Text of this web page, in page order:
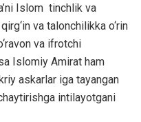
Islom tinchlik va
va talonchilikka o‘rin
va ifrotchi
Islomiy Amirat ham
askarlar iga tayangan
intilayotgani